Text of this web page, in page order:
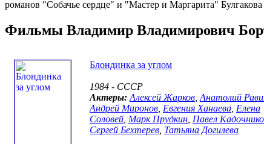
романов "Собачье сердце" и "Мастер и Маргарита"
Фильмы Владимир Владимирович
Блондинка за углом
1984 - СССР
Актеры: Алексей Жарков Анатолий
Андрей Миронов Евгения Ханаева Елена
Соловей Марк Прудкин Павел
Сергей Бехтерев Татьяна Догилева